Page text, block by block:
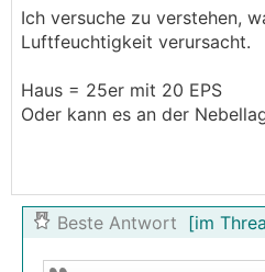
Ich versuche zu verstehen,
Luftfeuchtigkeit verursacht.
Haus = 25er mit 20 EPS
Oder kann es an der
Beste Antwort [im